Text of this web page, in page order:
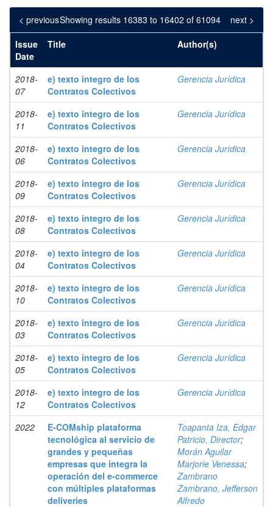
Showing results 16383 to 16402 of 61094
< previous
next >
Issue
Date
Title Author(s)
2018-
07
e) texto integro de los
Contratos Colectivos
Gerencia Jurídica
2018-
11
e) texto integro de los
Contratos Colectivos
Gerencia Jurídica
2018-
06
e) texto integro de los
Contratos Colectivos
Gerencia Jurídica
2018-
09
e) texto integro de los
Contratos Colectivos
Gerencia Jurídica
2018-
08
e) texto integro de los
Contratos Colectivos
Gerencia Jurídica
2018-
04
e) texto integro de los
Contratos Colectivos
Gerencia Jurídica
2018-
10
e) texto integro de los
Contratos Colectivos
Gerencia Jurídica
2018-
03
e) texto integro de los
Contratos Colectivos
Gerencia Jurídica
2018-
05
e) texto integro de los
Contratos Colectivos
Gerencia Jurídica
2018-
12
e) texto integro de los
Contratos Colectivos
Gerencia Jurídica
2022
E-COMship plataforma
tecnológica al servicio de
grandes y pequeñas
empresas que integra la
operación del e-commerce
con múltiples plataformas
deliveries
Toapanta Iza, Edgar
Patricio, Director;
Morán Aguilar
Marjorie Venessa;
Zambrano
Zambrano, Jefferson
Alfredo